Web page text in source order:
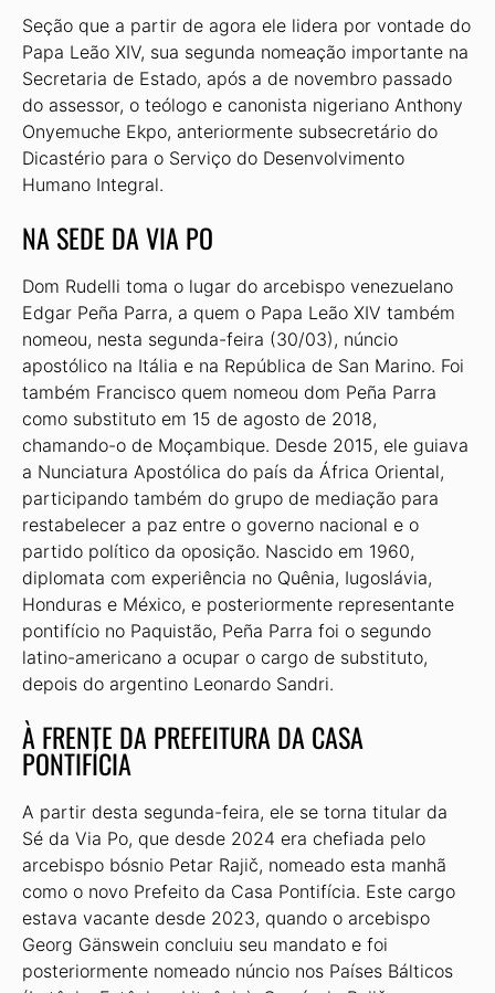
Seção que a partir de agora ele lidera por vontade do
Papa Leão XIV, sua segunda nomeação importante na
Secretaria de Estado, após a de novembro passado
do assessor, o teólogo e canonista nigeriano Anthony
Onyemuche Ekpo, anteriormente subsecretário do
Dicastério para o Serviço do Desenvolvimento
Humano Integral.
NA SEDE DA VIA PO
Dom Rudelli toma o lugar do arcebispo venezuelano
Edgar Peña Parra, a quem o Papa Leão XIV também
nomeou, nesta segunda-feira (30/03), núncio
apostólico na Itália e na República de San Marino. Foi
também Francisco quem nomeou dom Peña Parra
como substituto em 15 de agosto de 2018,
chamando-o de Moçambique. Desde 2015, ele guiava
a Nunciatura Apostólica do país da África Oriental,
participando também do grupo de mediação para
restabelecer a paz entre o governo nacional e o
partido político da oposição. Nascido em 1960,
diplomata com experiência no Quênia, Iugoslávia,
Honduras e México, e posteriormente representante
pontifício no Paquistão, Peña Parra foi o segundo
latino-americano a ocupar o cargo de substituto,
depois do argentino Leonardo Sandri.
À FRENTE DA PREFEITURA DA CASA
PONTIFÍCIA
A partir desta segunda-feira, ele se torna titular da
Sé da Via Po, que desde 2024 era chefiada pelo
arcebispo bósnio Petar Rajič, nomeado esta manhã
como o novo Prefeito da Casa Pontifícia. Este cargo
estava vacante desde 2023, quando o arcebispo
Georg Gänswein concluiu seu mandato e foi
posteriormente nomeado núncio nos Países Bálticos